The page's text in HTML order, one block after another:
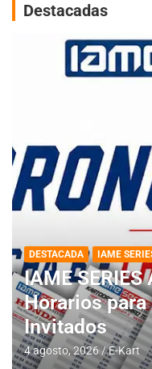
Destacadas
DESTACADA IAME
IAME SERIES
Horarios
Invitados
4 agosto, 2026 E-Kart